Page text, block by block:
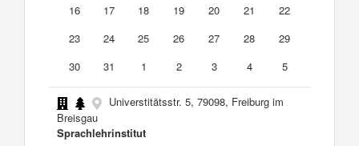
16
17 18 19 20 21
22
23
24 25 26 27 28
29
30
31 1 2 3 4 5
Universtitätsstr. 5, 79098, Freiburg im
Breisgau
Sprachlehrinstitut